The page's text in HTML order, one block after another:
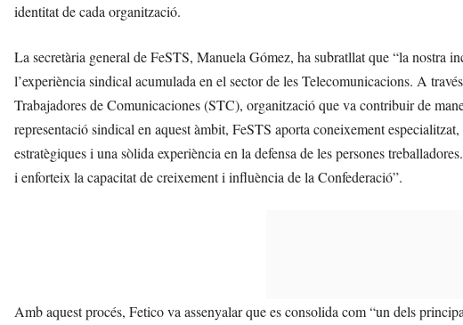
identitat de cada organització.
La secretària general de FeSTS, Manuela Gómez, ha subratllat que “la nostra
l’experiència sindical acumulada en el sector de les Telecomunicacions. A
Trabajadores de Comunicaciones (STC), organització que va contribuir de
representació sindical en aquest àmbit, FeSTS aporta coneixement
estratègiques i una sòlida experiència en la defensa de les persones
i enforteix la capacitat de creixement i influència de la Confederació”.
Amb aquest procés, Fetico va assenyalar que es consolida com “un dels